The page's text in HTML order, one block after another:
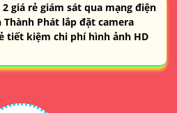
giá rẻ giám sát qua mạng điện
Phát lắp đặt camera
tiết kiệm chi phí hình ảnh HD